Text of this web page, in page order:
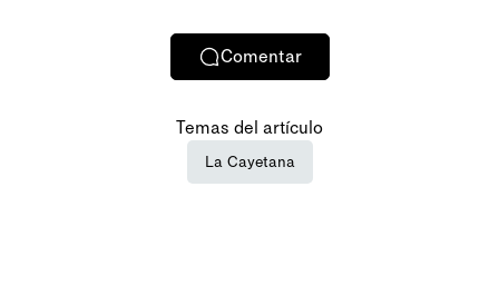
Comentar
Temas del artículo
La Cayetana